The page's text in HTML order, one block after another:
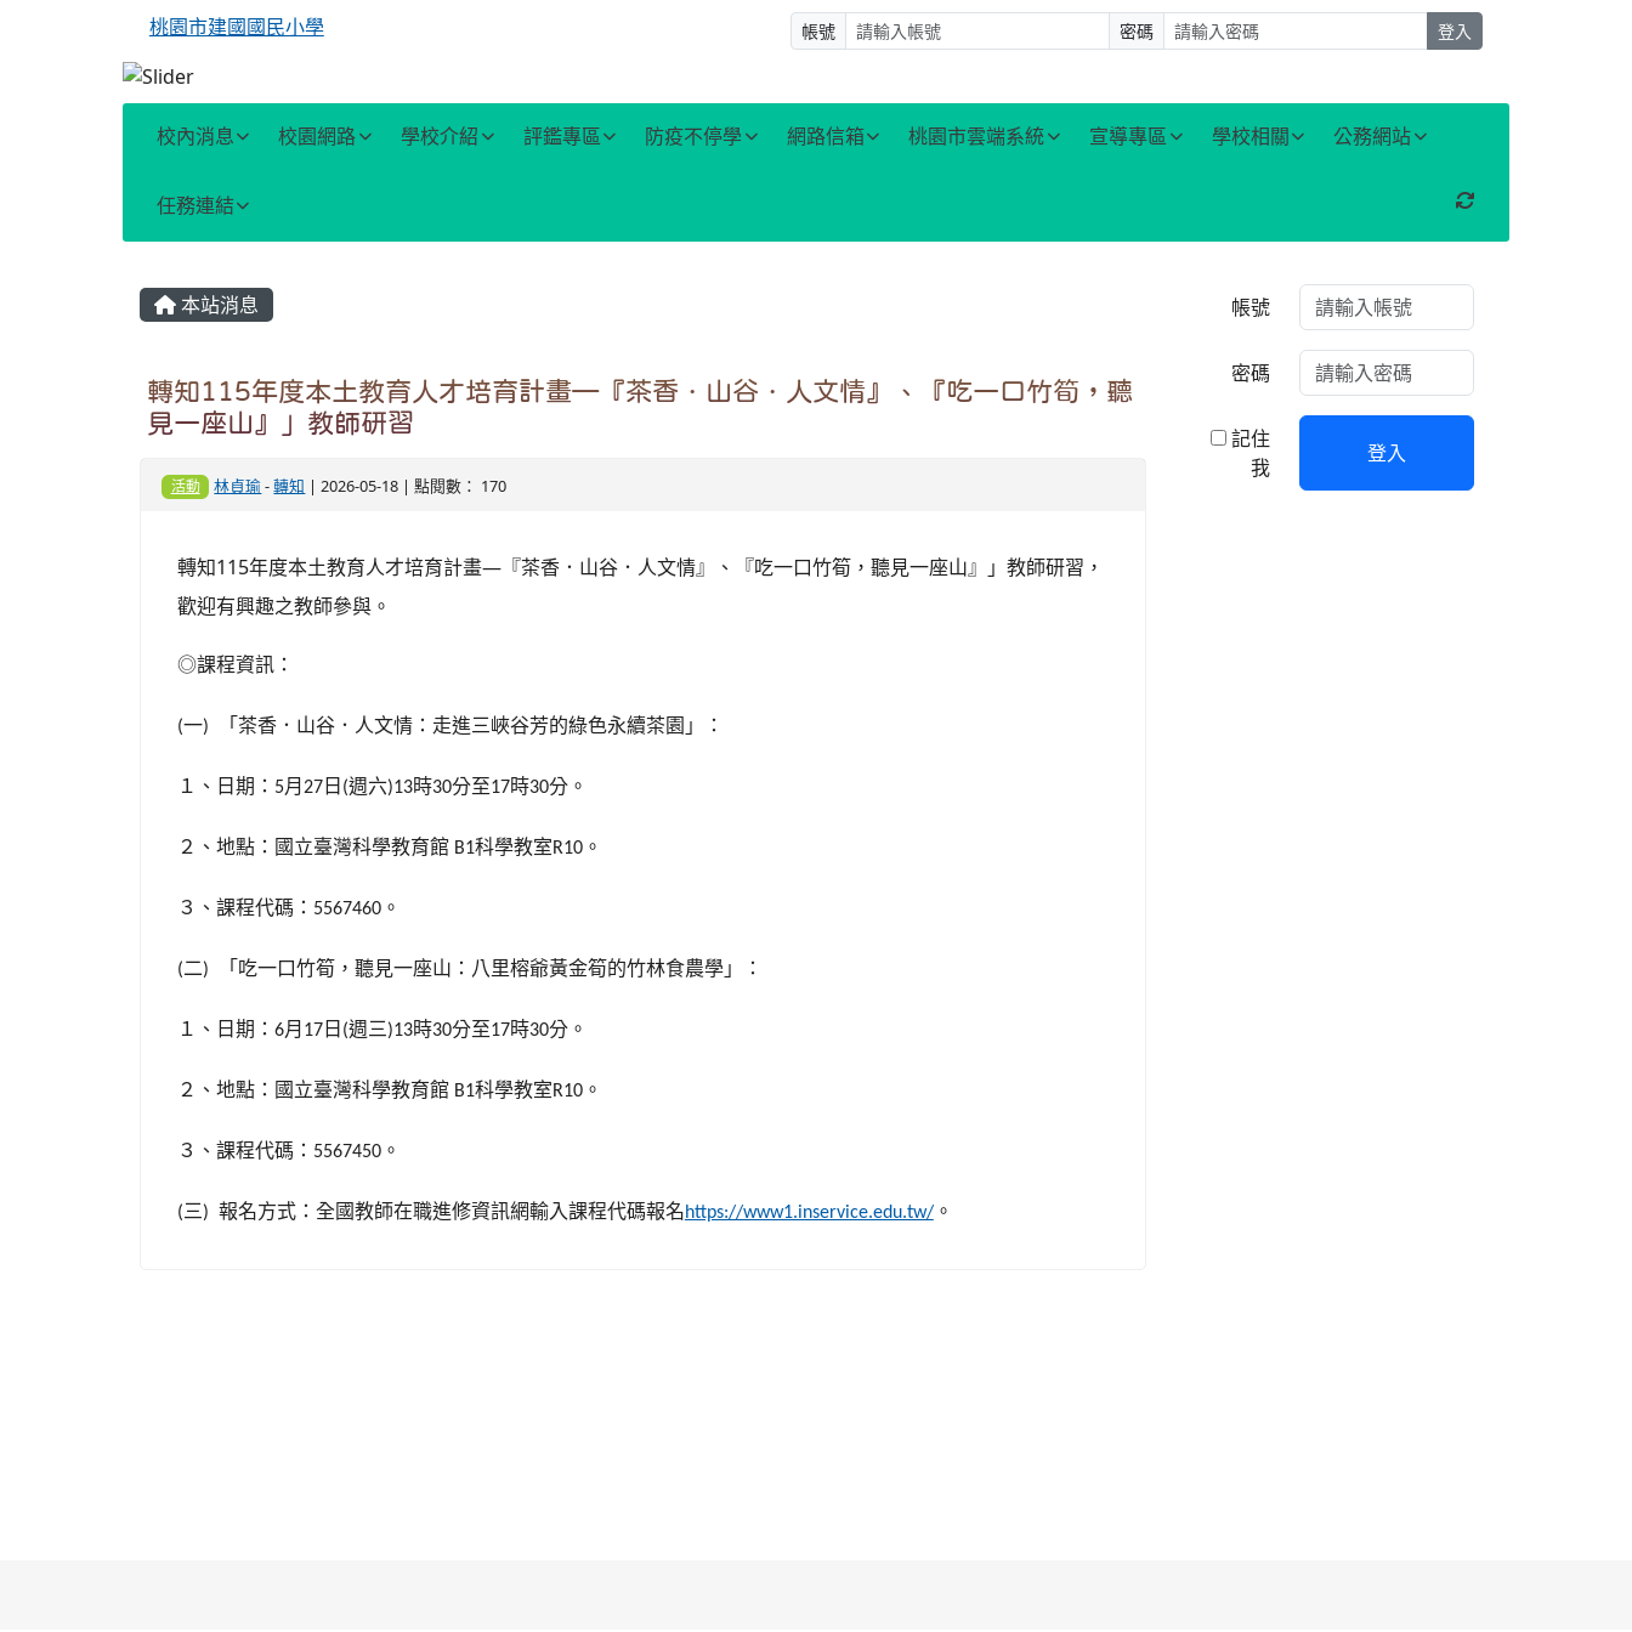
桃園市建國國民小學 帳號 密碼 登入
校內消息 校園網路 學校介紹 評鑑專區 防疫不停學 網路信箱 桃園市雲端系統 宣導專區 學校相關 公務網站
任務連結 重新取得佈景設定
主內容區域
本站消息
轉知115年度本土教育人才培育計畫—『茶香．山谷．人文情』、『吃一口竹筍，聽
見一座山』」教師研習
活動 林貞瑜-轉知 | 2026-05-18 | 點閱數： 170
轉知115年度本土教育人才培育計畫—『茶香．山谷．人文情』、『吃一口竹筍，聽見一座山』」教師研習，
歡迎有興趣之教師參與。
◎課程資訊：
(一) 「茶香．山谷．人文情：走進三峽谷芳的綠色永續茶園」：
１、日期： 5月 27日 (週六)13時30分至17時30分。
２、地點：國立臺灣科學教育館B1科學教室R10。
３、課程代碼： 5567460。
(二) 「吃一口竹筍，聽見一座山：八里榕爺黃金筍的竹林食農學」：
１、日期： 6月 17日 (週三)13時30分至17時30分。
２、地點：國立臺灣科學教育館B1科學教室R10。
３、課程代碼： 5567450。
(三) 報名方式：全國教師在職進修資訊網輸入課程代碼報名https://www1.inservice.edu.tw/。
右邊區域內容
帳號
密碼
記住
我
登入